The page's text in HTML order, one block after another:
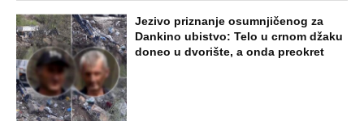
Jezivo priznanje osumnjičenog za
Dankino ubistvo: Telo u crnom džaku
doneo u dvorište, a onda preokret